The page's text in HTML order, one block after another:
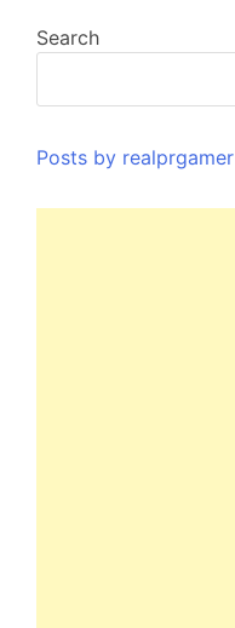
Search
Posts by realprgamer